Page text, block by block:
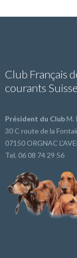
Club Français
courants
Président du ClubM.
30 C route de la
07150 ORGNAC
Tel. 06 08 74 29 56